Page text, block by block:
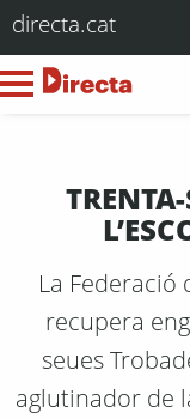
directa.cat
La Federació
recupera
seues
aglutinador de